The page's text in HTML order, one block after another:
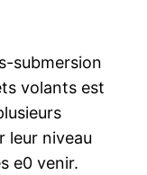
submersion
volants est
leur niveau
e0 venir.